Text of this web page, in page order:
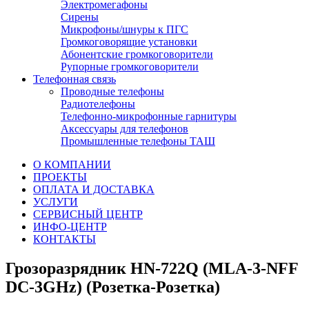
Электромегафоны
Сирены
Микрофоны/шнуры к ПГС
Громкоговорящие установки
Абонентские громкоговорители
Рупорные громкоговорители
Телефонная связь
Проводные телефоны
Радиотелефоны
Телефонно-микрофонные гарнитуры
Аксессуары для телефонов
Промышленные телефоны ТАШ
О КОМПАНИИ
ПРОЕКТЫ
ОПЛАТА И ДОСТАВКА
УСЛУГИ
СЕРВИСНЫЙ ЦЕНТР
ИНФО-ЦЕНТР
КОНТАКТЫ
Грозоразрядник HN-722Q (MLA-3-NFF
DC-3GHz) (Розетка-Розетка)